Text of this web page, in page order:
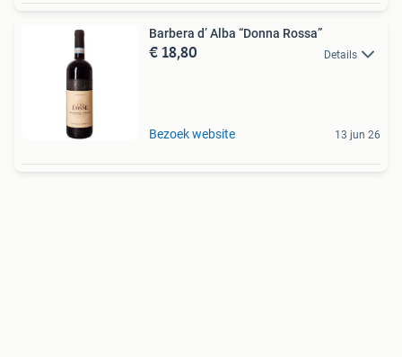
Barbera d’ Alba “Donna Rossa”
€ 18,80 Details
Bezoek website 13 jun 26